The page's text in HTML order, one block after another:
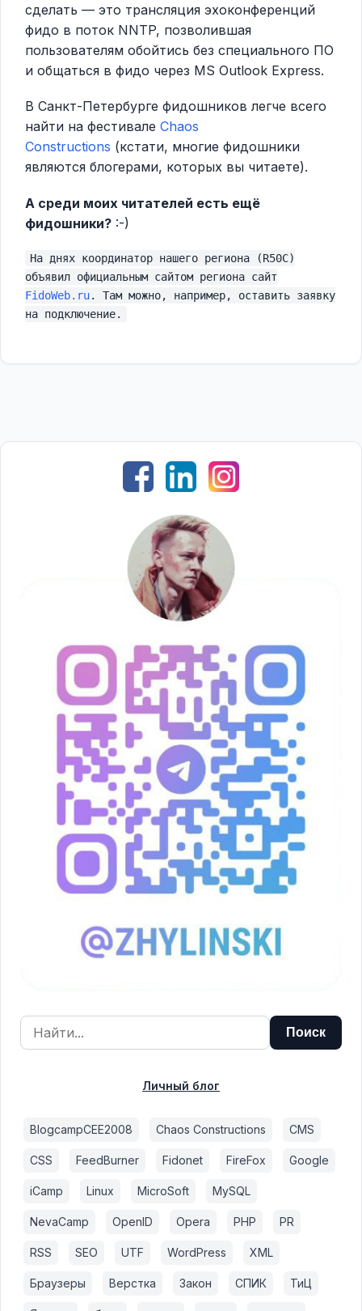
сделать — это трансляция эхоконференций
фидо в поток NNTP, позволившая
пользователям обойтись без специального ПО
и общаться в фидо через MS Outlook Express.
В Санкт-Петербурге фидошников легче всего
найти на фестивале Chaos
Constructions (кстати, многие фидошники
являются блогерами, которых вы читаете).
А среди моих читателей есть ещё
фидошники? :-)
На днях координатор нашего региона (R50C)
объявил официальным сайтом региона сайт
FidoWeb.ru. Там можно, например, оставить заявку
на подключение.
Личный блог
BlogcampCEE2008 Chaos Constructions CMS
CSS FeedBurner Fidonet FireFox Google
iCamp Linux MicroSoft MySQL
NevaCamp OpenID Opera PHP PR
RSS SEO UTF WordPress XML
Браузеры Верстка Закон СПИК ТиЦ